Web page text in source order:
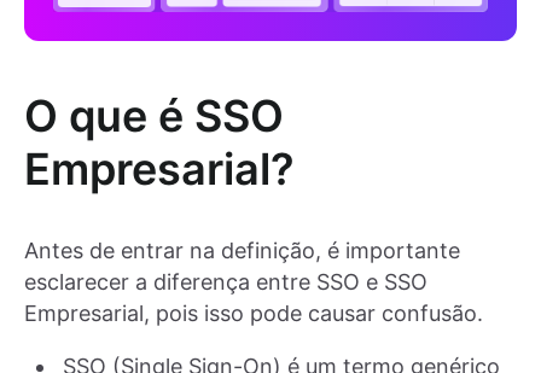
O que é SSO
Empresarial?
Antes de entrar na definição, é importante
esclarecer a diferença entre SSO e SSO
Empresarial, pois isso pode causar confusão.
SSO (Single Sign-On) é um termo genérico